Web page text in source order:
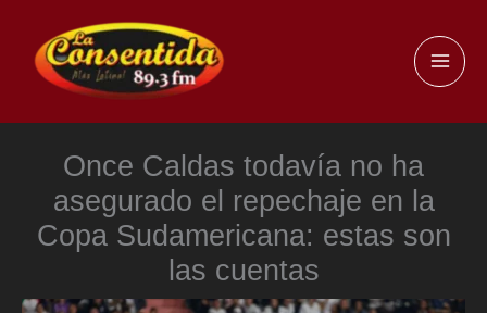
contenido
Once Caldas todavía no ha
asegurado el repechaje en la
Copa Sudamericana: estas son
las cuentas